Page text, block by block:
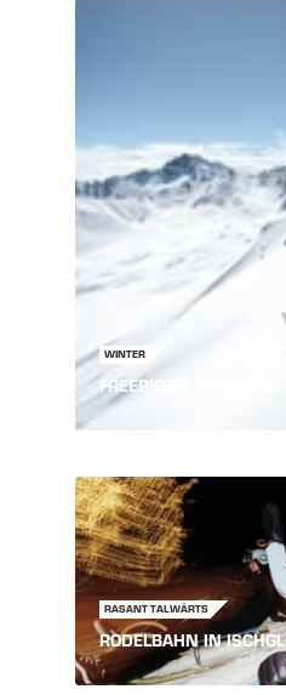
WINTER
FREERIDEN IN ISCHGL
RASANT TALWÄRTS
RODELBAHN IN ISCHGL